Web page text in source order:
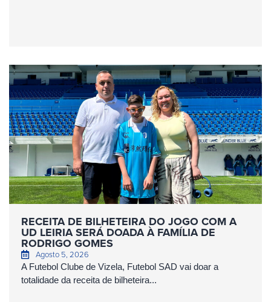
RECEITA DE BILHETEIRA DO JOGO COM A
UD LEIRIA SERÁ DOADA À FAMÍLIA DE
RODRIGO GOMES
Agosto 5, 2026
A Futebol Clube de Vizela, Futebol SAD vai doar a
totalidade da receita de bilheteira...